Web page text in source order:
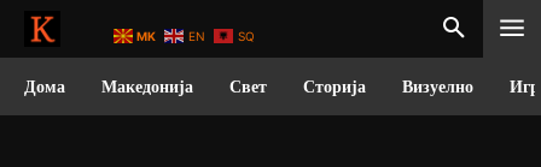
Дома Македонија Свет Сторија Визуелно
MK EN SQ